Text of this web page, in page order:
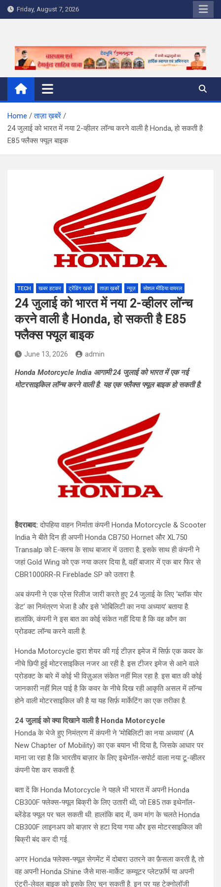
Skip
to
Friday, August 7, 2026
Home
ताज़ा ख़बरें
24 जुलाई को भारत में नया 2-व्हीलर लॉन्च करने वाली है Honda, हो सकती है
E85 फ्लैक्स फ्यूल बाइक
TECH खबर हटकर ट्रेंडिंग खबरें ताज़ा ख़बरें न्यूज़ सोशल मीडिया वायरल
24 जुलाई को भारत में नया 2-व्हीलर लॉन्च
करने वाली है Honda, हो सकती है E85
फ्लैक्स फ्यूल बाइक
June 13, 2026 admin
Honda Motorcycle India आगामी 24 जुलाई को भारत में एक नई
मोटरसाइकिल लॉन्च करने वाली है. यह एक फ्लैक्स फ्यूल बाइक हो सकती है.
हैदराबाद: दोपहिया वाहन निर्माता कंपनी Honda Motorcycle & Scooter
India ने बीते दिन ही अपनी Honda CB750 Hornet और XL750
Transalp को E-क्लच के साथ बाजार में उतारा है. इसके साथ ही कंपनी ने
जहां Gold Wing को एक नया कलर दिया है, वहीं बाजार में एक बार फिर से
CBR1000RR-R Fireblade SP को उतारा है.
अब कंपनी ने एक प्रेस रिलीज जारी करते हुए 24 जुलाई के लिए ‘ब्लॉक योर
डेट’ का निमंत्रण भेजा है और इसे ‘मोबिलिटी का नया अध्याय’ बताया है.
हालांकि, कंपनी ने इस बात का कोई संकेत नहीं दिया है कि वह कौन का
प्रोडक्ट लॉन्च करने वाली है.
Honda Motorcycle द्वारा शेयर की गई टीज़र इमेज में सिर्फ़ एक कवर के
नीचे छिपी हुई मोटरसाइकिल नजर आ रही है. इस टीजर इमेज से आने वाले
प्रोडक्ट के बारे में कोई भी विज़ुअल संकेत नहीं मिल रहा है. इस बात की कोई
जानकारी नहीं मिल पाई है कि कवर के नीचे दिख रही आकृति असल में लॉन्च
होने वाली मोटरसाइकिल की है या यह सिर्फ़ मार्केटिंग का एक तरीका है.
24 जुलाई को क्या दिखाने वाली है Honda Motorcycle
Honda के भेजे हुए निमंत्रण में कंपनी ने ‘मोबिलिटी का नया अध्याय’ (A
New Chapter of Mobility) का एक बयान भी दिया है, जिसके आधार पर
माना जा रहा है कि भारतीय बाज़ार के लिए इथेनॉल-सपोर्ट वाला नया टू-व्हीलर
कंपनी पेश कर सकती है.
बता दें कि Honda Motorcycle ने पहले भी भारत में अपनी Honda
CB300F फ्लेक्स-फ्यूल बिक्री के लिए उतारी थी, जो E85 तक इथेनॉल-
ब्लेंडेड फ्यूल पर चल सकती थी. हालांकि बाद में, कम मांग के चलते Honda
CB300F लाइनअप को बाज़ार से हटा दिया गया और इस मोटरसाइकिल की
बिक्री बंद कर दी गई.
अगर Honda फ्लेक्स-फ्यूल सेगमेंट में दोबारा उतरने का फ़ैसला करती है, तो
वह अपनी Honda Shine जैसे मास-मार्केट कम्यूटर प्लेटफ़ॉर्म या अपनी
एंट्री-लेवल बाइक को इसके लिए चुन सकती है. इन पर यह टेक्नोलॉजी